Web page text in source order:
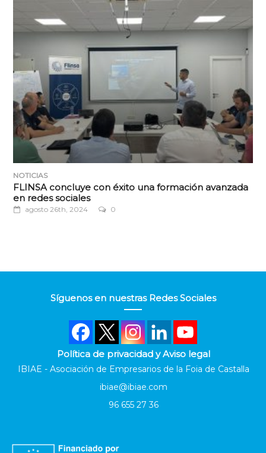
NOTICIAS
FLINSA concluye con éxito una formación avanzada
en redes sociales
agosto 26th, 2024 0
Síguenos en nuestras Redes Sociales
Política de privacidad y Aviso legal
IBIAE - Asociación de Empresarios de la Foia de Castalla
ibiae@ibiae.com
96 655 27 36